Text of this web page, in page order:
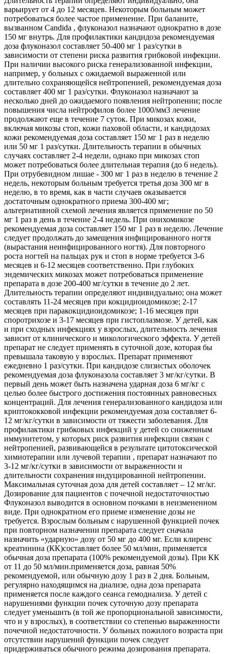
варьирует от 4 до 12 месяцев. Некоторым больным может
потребоваться более частое применение. При баланите,
вызванном Candida , флуконазол назначают однократно в дозе
150 мг внутрь. Для профилактики кандидоза рекомендуемая
доза флуконазол составляет 50-400 мг 1 раз/сутки в
зависимости от степени риска развития грибковой инфекции.
При наличии высокого риска генерализованной инфекции,
например, у больных с ожидаемой выраженной или
длительно сохраняющейся нейтропенией, рекомендуемая доза
составляет 400 мг 1 раз/сутки. Флуконазол назначают за
несколько дней до ожидаемого появления нейтропении; после
повышения числа нейтрофилов более 1000/мм3 лечение
продолжают еще в течение 7 суток. При микозах кожи,
включая микозы стоп, кожи паховой области, и кандидозах
кожи рекомендуемая доза составляет 150 мг 1 раз в неделю
или 50 мг 1 раз/сутки. Длительность терапии в обычных
случаях составляет 2-4 недели, однако при микозах стоп
может потребоваться более длительная терапия (до 6 недель).
При отрубевидном лишае - 300 мг 1 раз в неделю в течение 2
недель, некоторым больным требуется третья доза 300 мг в
неделю, в то время, как в части случаев оказывается
достаточным однократного приема 300-400 мг;
альтернативной схемой лечения является применение по 50
мг 1 раз в день в течение 2-4 недель. При онихомикозе
рекомендуемая доза составляет 150 мг 1 раз в неделю. Лечение
следует продолжать до замещения инфицированного ногтя
(вырастания неинфицированного ногтя). Для повторного
роста ногтей на пальцах рук и стоп в норме требуется 3-6
месяцев и 6-12 месяцев соответственно. При глубоких
эндемических микозах может потребоваться применение
препарата в дозе 200-400 мг/сутки в течение до 2 лет.
Длительность терапии определяют индивидуально; она может
составлять 11-24 месяцев при кокцидиоидомикозе; 2-17
месяцев при паракокцидиоидомикозе; 1-16 месяцев при
споротрихозе и 3-17 месяцев при гистоплазмозе. У детей, как
и при сходных инфекциях у взрослых, длительность лечения
зависит от клинического и микологического эффекта. У детей
препарат не следует применять в суточной дозе, которая бы
превышала таковую у взрослых. Препарат применяют
ежедневно 1 раз/сутки. При кандидозе слизистых оболочек
рекомендуемая доза флуконазола составляет 3 мг/кг/сутки. В
первый день может быть назначена ударная доза 6 мг/кг с
целью более быстрого достижения постоянных равновесных
концентраций. Для лечения генерализованного кандидоза или
криптококковой инфекции рекомендуемая доза составляет 6-
12 мг/кг/сутки в зависимости от тяжести заболевания. Для
профилактики грибковых инфекций у детей со сниженным
иммунитетом, у которых риск развития инфекции связан с
нейтропенией, развивающейся в результате цитотоксической
химиотерапии или лучевой терапии , препарат назначают по
3-12 мг/кг/сутки в зависимости от выраженности и
длительности сохранения индуцированной нейтропении.
Максимальная суточная доза для детей составляет – 12 мг/кг.
Дозирование для пациентов с почечной недостаточностью
Флуконазол выводится в основном почками в неизмененном
виде. При однократном его приеме изменение дозы не
требуется. Взрослым больным с нарушенной функцией почек
при повторном назначении препарата следует сначала
назначить «ударную» дозу от 50 мг до 400 мг. Если клиренс
креатинина (КК)составляет более 50 мл/мин, применяется
обычная доза препарата (100% рекомендуемой дозы). При КК
от 11 до 50 мл/мин.применяется доза, равная 50%
рекомендуемой, или обычную дозу 1 раз в 2 дня. Больным,
регулярно находящимся на диализе, одна доза препарата
применяется после каждого сеанса гемодиализа. У детей с
нарушениями функции почек суточную дозу препарата
следует уменьшить (в той же пропорциональной зависимости,
что и у взрослых), в соответствии со степенью выраженности
почечной недостаточности. У больных пожилого возраста при
отсутствии нарушений функции почек следует
придерживаться обычного режима дозирования препарата.